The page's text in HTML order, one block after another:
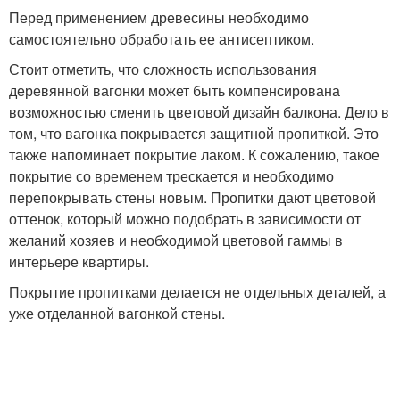
Перед применением древесины необходимо
самостоятельно обработать ее антисептиком.
Стоит отметить, что сложность использования
деревянной вагонки может быть компенсирована
возможностью сменить цветовой дизайн балкона. Дело в
том, что вагонка покрывается защитной пропиткой. Это
также напоминает покрытие лаком. К сожалению, такое
покрытие со временем трескается и необходимо
перепокрывать стены новым. Пропитки дают цветовой
оттенок, который можно подобрать в зависимости от
желаний хозяев и необходимой цветовой гаммы в
интерьере квартиры.
Покрытие пропитками делается не отдельных деталей, а
уже отделанной вагонкой стены.